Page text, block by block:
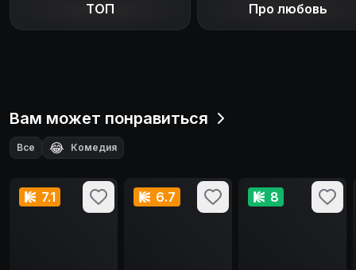
ТОП Про любовь
Вам может понравиться
Все 😂 Комедия
7.1 6.7 8